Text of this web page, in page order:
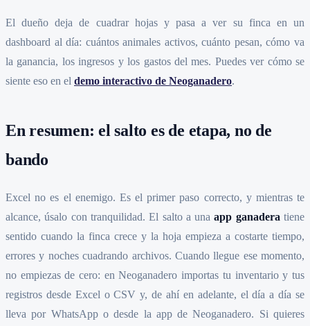
El dueño deja de cuadrar hojas y pasa a ver su finca en un
dashboard al día: cuántos animales activos, cuánto pesan, cómo va
la ganancia, los ingresos y los gastos del mes. Puedes ver cómo se
siente eso en el demo interactivo de Neoganadero.
En resumen: el salto es de etapa, no de
bando
Excel no es el enemigo. Es el primer paso correcto, y mientras te
alcance, úsalo con tranquilidad. El salto a unaapp ganadera tiene
sentido cuando la finca crece y la hoja empieza a costarte tiempo,
errores y noches cuadrando archivos. Cuando llegue ese momento,
no empiezas de cero: en Neoganadero importas tu inventario y tus
registros desde Excel o CSV y, de ahí en adelante, el día a día se
lleva por WhatsApp o desde la app de Neoganadero. Si quieres